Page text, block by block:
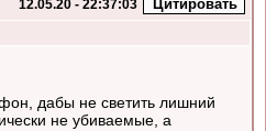
12.05.20 - 22:37:03
дабы не светить лишний
не убиваемые, а